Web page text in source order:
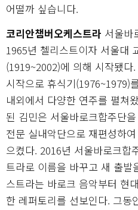
어떨까 싶습니다.
코리안챔버오케스트라 서울바
1965년 첼리스트이자 서울대
(1919~2002)에 의해 시작됐
시작으로 휴식기(1976~1979)
내외에서 다양한 연주를 펼쳐
된 김민은 서울바로크합주단
전문 실내악단으로 재편성하
으켰다. 2016년 서울바로크합
트라로 이름을 바꾸고 새 출발
스트라는 바로크 음악부터 현
한 레퍼토리를 선보인다. 그동